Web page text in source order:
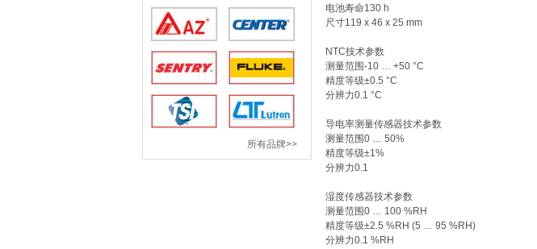
所有品牌>>
电池寿命130 h
尺寸119 x 46 x 25 mm
NTC技术参数
测量范围-10 … +50 °C
精度等级±0.5 °C
分辨力0.1 °C
导电率测量传感器技术参数
测量范围0 … 50%
精度等级±1%
分辨力0.1
湿度传感器技术参数
测量范围0 … 100 %RH
精度等级±2.5 %RH (5 … 95 %RH)
分辨力0.1 %RH